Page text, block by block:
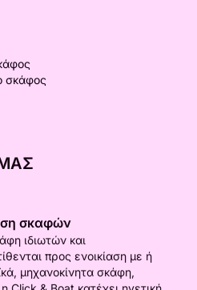
σκάφος
σκαφών
ιδιωτών και
προς ενοικίαση με ή
μηχανοκίνητα σκάφη,